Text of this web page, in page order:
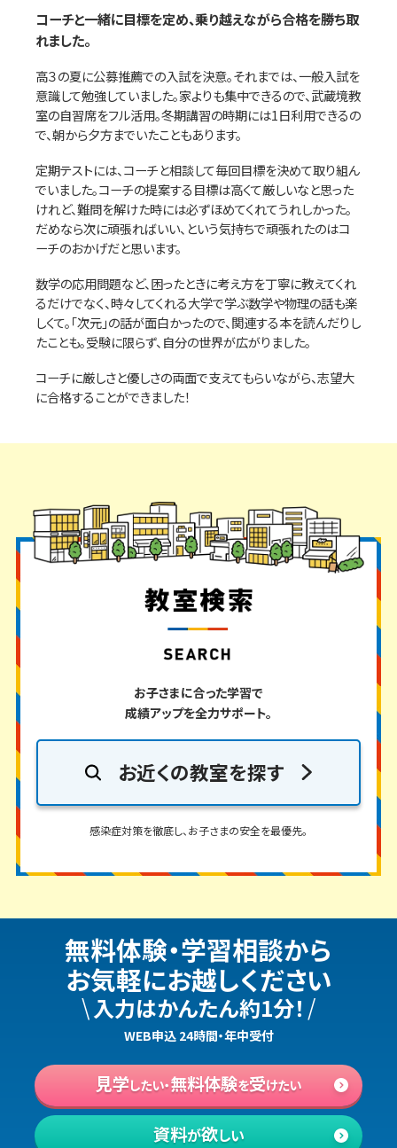
コーチと一緒に目標を定め、乗り越えながら合格を勝ち取
れました。
高３の夏に公募推薦での入試を決意。それまでは、一般入試を
意識して勉強していました。家よりも集中できるので、武蔵境教
室の自習席をフル活用。冬期講習の時期には1日利用できるの
で、朝から夕方までいたこともあります。
定期テストには、コーチと相談して毎回目標を決めて取り組ん
でいました。コーチの提案する目標は高くて厳しいなと思った
けれど、難問を解けた時には必ずほめてくれてうれしかった。
だめなら次に頑張ればいい、という気持ちで頑張れたのはコ
ーチのおかげだと思います。
数学の応用問題など、困ったときに考え方を丁寧に教えてくれ
るだけでなく、時々してくれる大学で学ぶ数学や物理の話も楽
しくて。「次元」の話が面白かったので、関連する本を読んだりし
たことも。受験に限らず、自分の世界が広がりました。
コーチに厳しさと優しさの両面で支えてもらいながら、志望大
に合格することができました！
お子さまに合った学習で
成績アップを全力サポート。
お近くの教室を探す
感染症対策を徹底し、お子さまの安全を最優先。
無料体験・学習相談から
お気軽にお越しください
\入力はかんたん約1分！ /
WEB申込 24時間・年中受付
見学したい・無料体験を受けたい
資料が欲しい